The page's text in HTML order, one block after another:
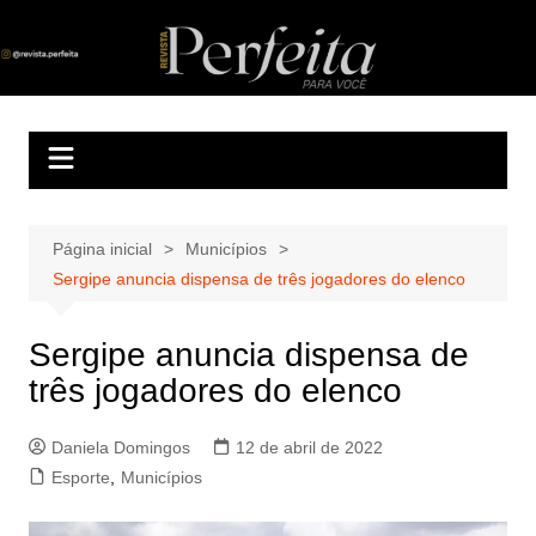
Revista Perfeita
A melhor revista eletrônica do interior de Sergipe
Página inicial
Municípios
Sergipe anuncia dispensa de três jogadores do elenco
Sergipe anuncia dispensa de
três jogadores do elenco
Daniela Domingos
12 de abril de 2022
Esporte
Municípios